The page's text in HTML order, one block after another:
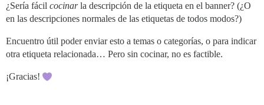
¿Sería fácil cocinarla descripción de la etiqueta en el banner? (¿O
en las descripciones normales de las etiquetas de todos modos?)
Encuentro útil poder enviar esto a temas o categorías, o para indicar
otra etiqueta relacionada… Pero sin cocinar, no es factible.
¡Gracias!